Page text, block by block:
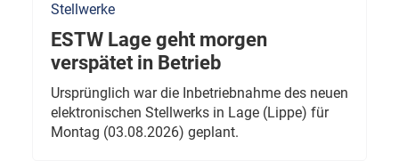
Stellwerke
ESTW Lage geht morgen
verspätet in Betrieb
Ursprünglich war die Inbetriebnahme des neuen
elektronischen Stellwerks in Lage (Lippe) für
Montag (03.08.2026) geplant.